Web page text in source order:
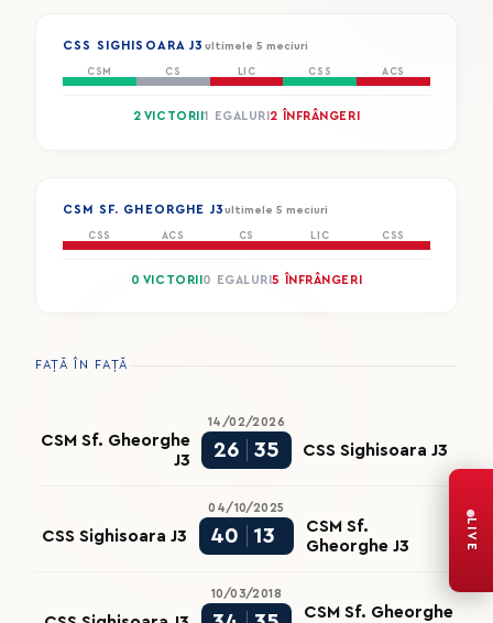
CSS SIGHISOARA J3 ultimele 5 meciuri
CSM CS LIC CSS ACS
2 VICTORII1 EGALURI 2 ÎNFRÂNGERI
CSM SF. GHEORGHE J3 ultimele 5 meciuri
CSS ACS CS LIC CSS
0 VICTORII 0 EGALURI5 ÎNFRÂNGERI
FAȚĂ ÎN FAȚĂ
14/02/2026
CSM Sf. Gheorghe
J3
26 35 CSS Sighisoara J3
04/10/2025
CSS Sighisoara J3 40 13
CSM Sf.
Gheorghe J3
10/03/2018
CSM Sf. Gheorghe
LIVE